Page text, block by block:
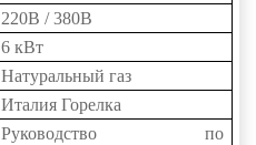
220В / 380В
6 кВт
Натуральный газ
Италия Горелка
Руководство по